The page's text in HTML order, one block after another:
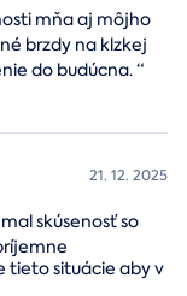
mňa aj môjho
brzdy na klzkej
do budúcna.“
21. 12. 2025
skúsenosť so
tieto situácie aby v